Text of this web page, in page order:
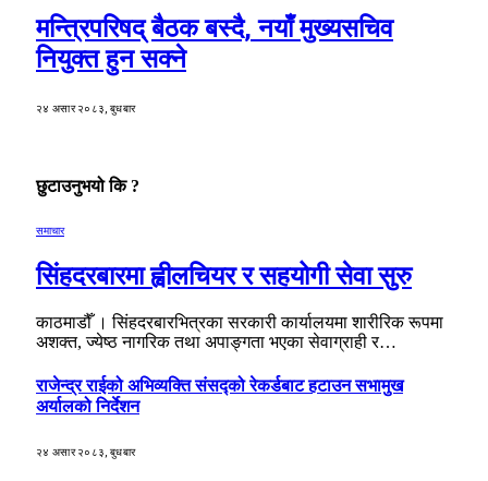
मन्त्रिपरिषद् बैठक बस्दै, नयाँ मुख्यसचिव
नियुक्त हुन सक्ने
२४ असार २०८३, बुधबार
छुटाउनुभयो कि ?
समाचार
सिंहदरबारमा ह्वीलचियर र सहयोगी सेवा सुरु
काठमाडौँ । सिंहदरबारभित्रका सरकारी कार्यालयमा शारीरिक रूपमा
अशक्त, ज्येष्ठ नागरिक तथा अपाङ्गता भएका सेवाग्राही र…
राजेन्द्र राईको अभिव्यक्ति संसद्को रेकर्डबाट हटाउन सभामुख
अर्यालको निर्देशन
२४ असार २०८३, बुधबार